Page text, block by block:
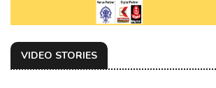
VIDEO STORIES